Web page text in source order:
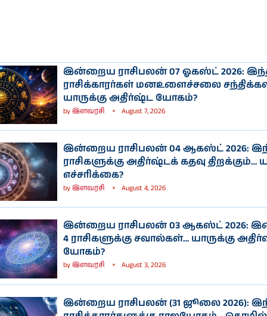
இன்றைய ராசிபலன் 07 ஓகஸ்ட் 2026:
ராசிக்காரர்கள் மனஉளைச்சலை
யாருக்கு அதிர்ஷ்ட யோகம்?
byஇளவரசி August 7, 2026
இன்றைய ராசிபலன் 04 ஆகஸ்ட் 2026:
ராசிகளுக்கு அதிர்ஷ்டக் கதவு திறக்கும்…
எச்சரிக்கை?
byஇளவரசி August 4, 2026
இன்றைய ராசிபலன் 03 ஆகஸ்ட் 2026:
4 ராசிகளுக்கு சவால்கள்… யாருக்கு
யோகம்?
byஇளவரசி August 3, 2026
இன்றைய ராசிபலன் (31 ஜூலை 2026):